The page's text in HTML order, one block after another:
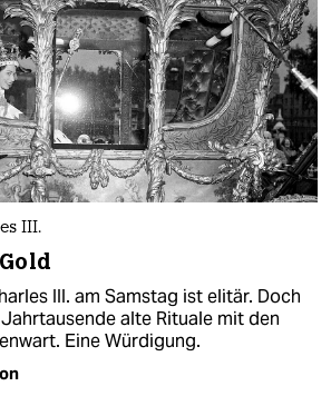
III.
III. am Samstag ist elitär. Doch
alte Rituale mit den
Eine Würdigung.